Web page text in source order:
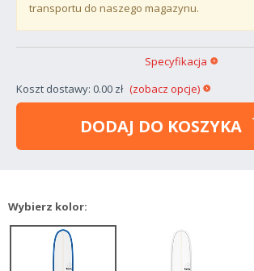
transportu do naszego magazynu.
Koszt dostawy: 0.00 zł (zobacz opcje)
Specyfikacja
DODAJ DO KOSZYKA
Wybierz kolor: